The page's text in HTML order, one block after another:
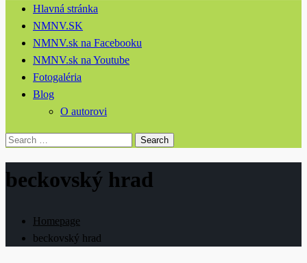
Hlavná stránka
NMNV.SK
NMNV.sk na Facebooku
NMNV.sk na Youtube
Fotogaléria
Blog
O autorovi
Search
beckovský hrad
Homepage
beckovský hrad